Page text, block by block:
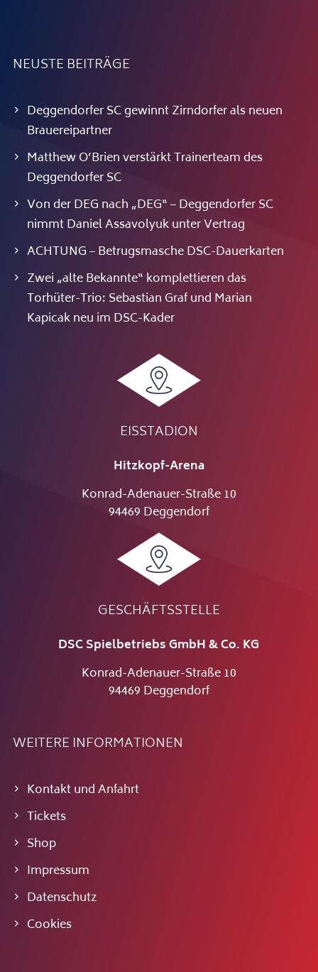
NEUSTE BEITRÄGE
Deggendorfer SC gewinnt Zirndorfer als neuen
Brauereipartner
Matthew O’Brien verstärkt Trainerteam des
Deggendorfer SC
Von der DEG nach „DEG“ – Deggendorfer SC
nimmt Daniel Assavolyuk unter Vertrag
ACHTUNG – Betrugsmasche DSC-Dauerkarten
Zwei „alte Bekannte“ komplettieren das
Torhüter-Trio: Sebastian Graf und Marian
Kapicak neu im DSC-Kader
EISSTADION
Hitzkopf-Arena
Konrad-Adenauer-Straße 10
94469 Deggendorf
GESCHÄFTSSTELLE
DSC Spielbetriebs GmbH & Co. KG
Konrad-Adenauer-Straße 10
94469 Deggendorf
WEITERE INFORMATIONEN
Kontakt und Anfahrt
Tickets
Shop
Impressum
Datenschutz
Cookies